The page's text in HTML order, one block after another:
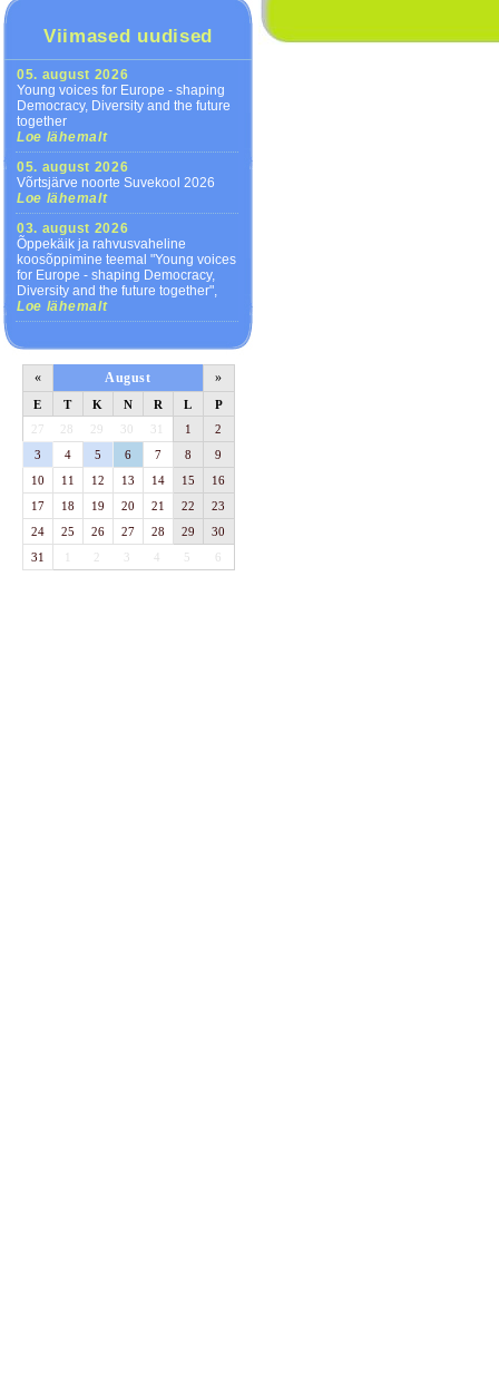
Viimased uudised
05. august 2026
Young voices for Europe - shaping
Democracy, Diversity and the future
together
Loe lähemalt
05. august 2026
Võrtsjärve noorte Suvekool 2026
Loe lähemalt
03. august 2026
Õppekäik ja rahvusvaheline
koosõppimine teemal "Young voices
for Europe - shaping Democracy,
Diversity and the future together",
Loe lähemalt
« August »
E T K N R L
P
27
28 29 30 31 1
2
3
4 5 6 7 8
9
10
11 12 13 14 15
16
17
18 19 20 21 22
23
24
25 26 27 28 29
30
31
1 3 4 5 6